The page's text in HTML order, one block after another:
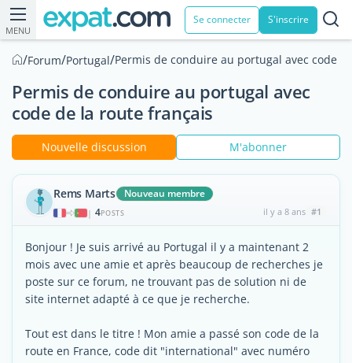
MENU
Se connecter S'inscrire
/Forum/Portugal/Permis de conduire au portugal avec code
Permis de conduire au portugal avec
code de la route français
Nouvelle discussion M'abonner
Rems Marts Nouveau membre
| 4POSTS il y a 8 ans #1
Bonjour ! Je suis arrivé au Portugal il y a maintenant 2
mois avec une amie et après beaucoup de recherches je
poste sur ce forum, ne trouvant pas de solution ni de
site internet adapté à ce que je recherche.
Tout est dans le titre ! Mon amie a passé son code de la
route en France, code dit "international" avec numéro